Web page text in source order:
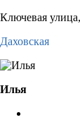
Ключевая
Даховская
Илья